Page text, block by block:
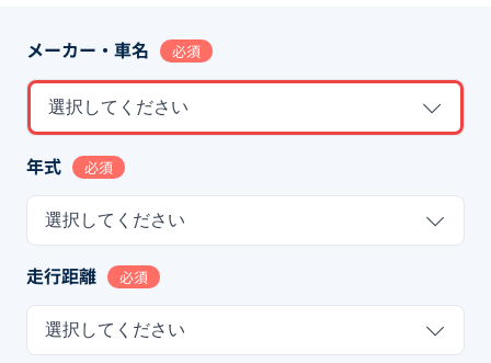
メーカー・車名 必須
選択してください
年式 必須
選択してください
走行距離 必須
選択してください